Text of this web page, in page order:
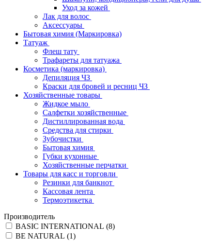
Уход за кожей
Лак для волос
Аксессуары
Бытовая химия (Маркировка)
Татуаж
Флеш тату
Трафареты для татуажа
Косметика (маркировка)
Депиляция ЧЗ
Краски для бровей и ресниц ЧЗ
Хозяйственные товары
Жидкое мыло
Салфетки хозяйственные
Дистиллированная вода
Средства для стирки
Зубочистки
Бытовая химия
Губки кухонные
Хозяйственные перчатки
Товары для касс и торговли
Резинки для банкнот
Кассовая лента
Термоэтикетка
Производитель
BASIC INTERNATIONAL (8)
BE NATURAL (1)